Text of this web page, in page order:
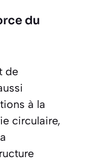
du
de
à la
circulaire,